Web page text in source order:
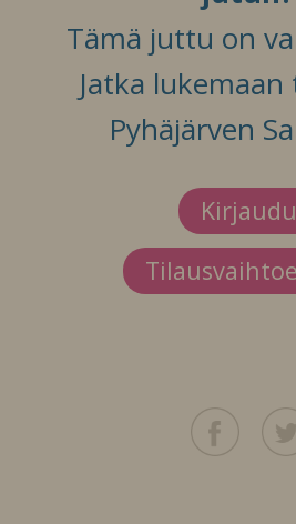
Tämä juttu on
Jatka lukemaan
Pyhäjärven
Kirjaudu